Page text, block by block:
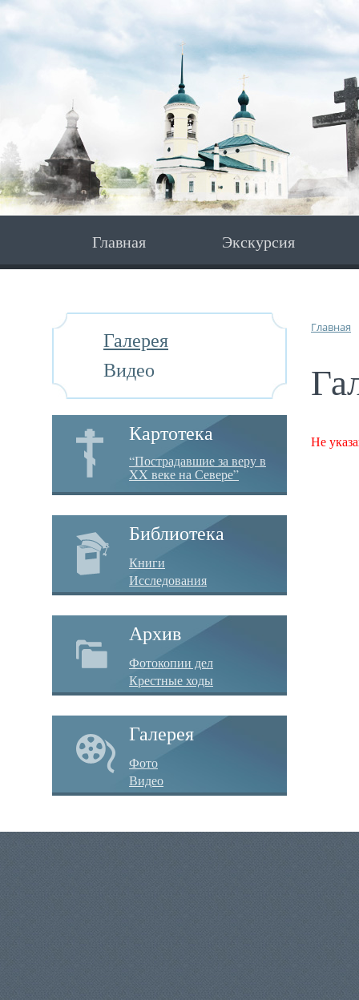
Главная Экскурсия
Галерея
Видео
Картотека
“Пострадавшие за веру в
XX веке на Севере”
Библиотека
Книги
Исследования
Архив
Фотокопии дел
Крестные ходы
Галерея
Фото
Видео
Главная
Не